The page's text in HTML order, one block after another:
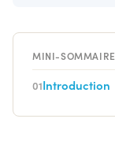
MINI-SOMMAIRE
01Introduction